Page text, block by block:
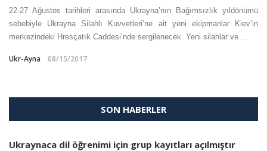
22-27 Ağustos tarihleri arasında Ukrayna’nın Bağımsızlık yıldönümü
sebebiyle Ukrayna Silahlı Kuvvetleri’ne ait yeni ekipmanlar Kiev’in
merkezindeki Hresçatık Caddesi’nde sergilenecek. Yeni silahlar ve ...
Ukr-Ayna 08/15/2017
SON HABERLER
Ukraynaca dil öğrenimi için grup kayıtları açılmıştır